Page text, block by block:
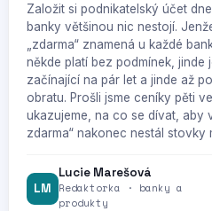
Založit si podnikatelský účet
banky většinou nic nestojí.
„zdarma“ znamená u každé
někde platí bez podmínek, jinde
začínající na pár let a jinde až
obratu. Prošli jsme ceníky pěti
ukazujeme, na co se dívat, aby
zdarma“ nakonec nestál stovky
LM
Lucie Marešová
Redaktorka · banky a
produkty